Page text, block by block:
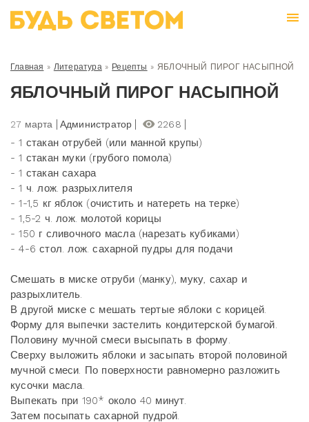
Главная » Литература» Рецепты » ЯБЛОЧНЫЙ ПИРОГ НАСЫПНОЙ
ЯБЛОЧНЫЙ ПИРОГ НАСЫПНОЙ
27 марта Администратор 2268
- 1 стакан отрубей (или манной крупы)
- 1 стакан муки (грубого помола)
- 1 стакан сахара
- 1 ч. лож. разрыхлителя
- 1-1,5 кг яблок (очистить и натереть на терке)
- 1,5-2 ч. лож. молотой корицы
- 150 г сливочного масла (нарезать кубиками)
- 4-6 стол. лож. сахарной пудры для подачи
Смешать в миске отруби (манку), муку, сахар и
разрыхлитель.
В другой миске с мешать тертые яблоки с корицей.
Форму для выпечки застелить кондитерской бумагой.
Половину мучной смеси высыпать в форму.
Сверху выложить яблоки и засыпать второй половиной
мучной смеси. По поверхности равномерно разложить
кусочки масла.
Выпекать при 190* около 40 минут.
Затем посыпать сахарной пудрой.